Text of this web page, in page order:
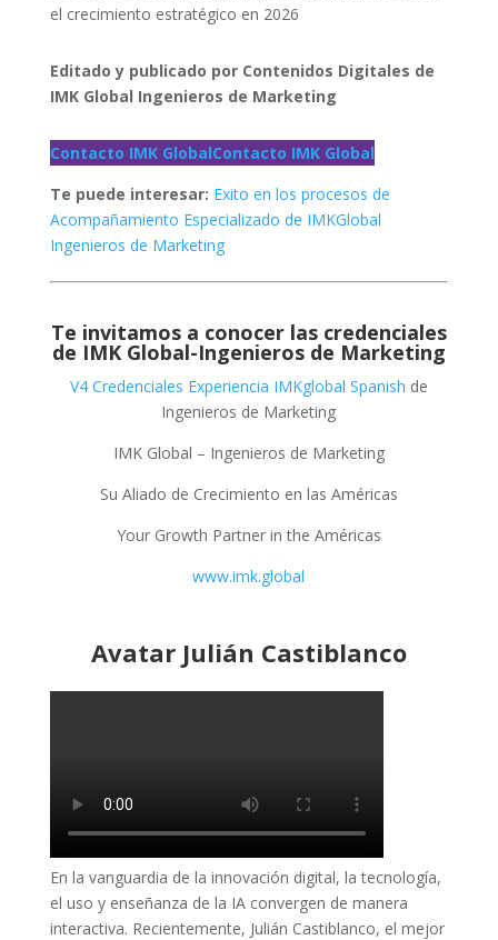
el crecimiento estratégico en 2026
Editado y publicado por Contenidos Digitales de
IMK Global Ingenieros de Marketing
Contacto IMK GlobalContacto IMK Global
Te puede interesar: Exito en los procesos de
Acompañamiento Especializado de IMKGlobal
Ingenieros de Marketing
Te invitamos a conocer las credenciales
de IMK Global-Ingenieros de Marketing
V4 Credenciales Experiencia IMKglobal Spanish de
Ingenieros de Marketing
IMK Global – Ingenieros de Marketing
Su Aliado de Crecimiento en las Américas
Your Growth Partner in the Américas
www.imk.global
Avatar Julián Castiblanco
En la vanguardia de la innovación digital, la tecnología,
el uso y enseñanza de la IA convergen de manera
interactiva. Recientemente, Julián Castiblanco, el mejor